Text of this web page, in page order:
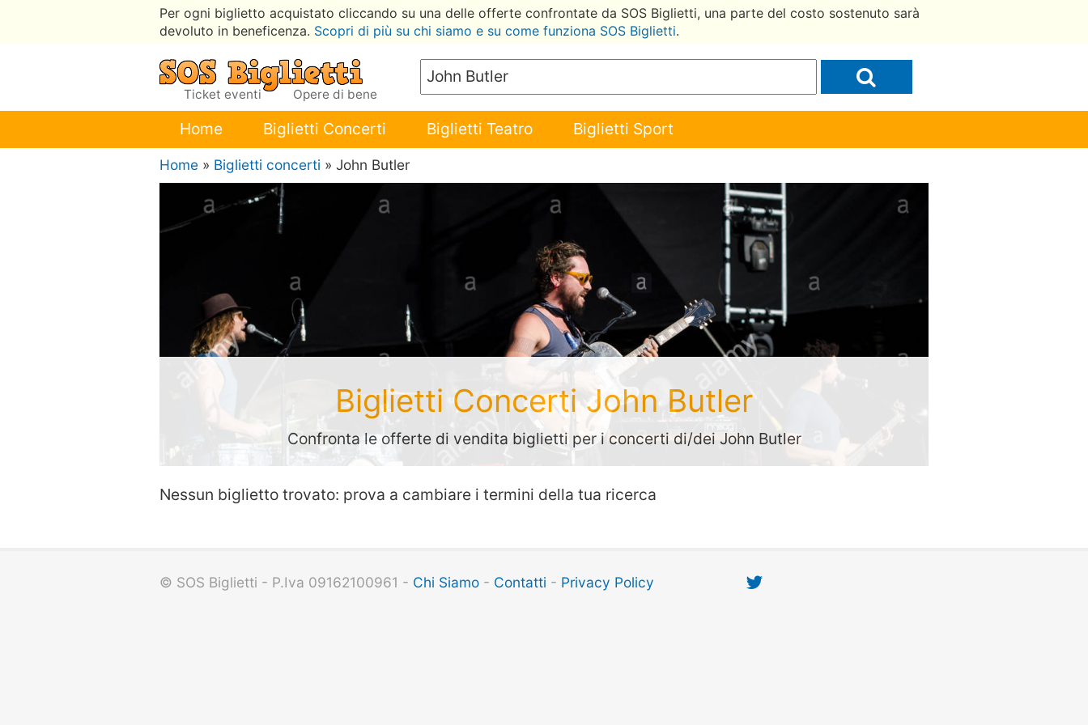
Per ogni biglietto acquistato cliccando su una delle offerte confrontate da SOS Biglietti, una parte del costo sostenuto sarà
devoluto in beneficenza. Scopri di più su chi siamo e su come funziona SOS Biglietti.
Ticket eventi Opere di bene
Home Biglietti Concerti Biglietti Teatro Biglietti Sport
Home » Biglietti concerti » John Butler
Biglietti Concerti John Butler
Confronta le offerte di vendita biglietti per i concerti di/dei John Butler
Nessun biglietto trovato: prova a cambiare i termini della tua ricerca
© SOS Biglietti - P.Iva 09162100961 - Chi Siamo - Contatti - Privacy Policy